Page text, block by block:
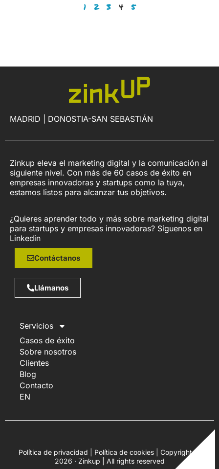
1 2 3 4 5
MADRID | DONOSTIA-SAN SEBASTIÁN
Zinkup eleva el marketing digital y la comunicación al
siguiente nivel. Con más de 60 casos de éxito en
empresas innovadoras y startups como la tuya,
estamos listos para alcanzar tus objetivos.
¿Quieres aprender todo y más sobre marketing digital
para startups y empresas innovadoras? Síguenos en
Linkedin
Contáctanos
Llámanos
Servicios
Casos de éxito
Sobre nosotros
Clientes
Blog
Contacto
EN
Política de privacidad Política de cookies | Copyright ©
2026 · Zinkup | All rights reserved